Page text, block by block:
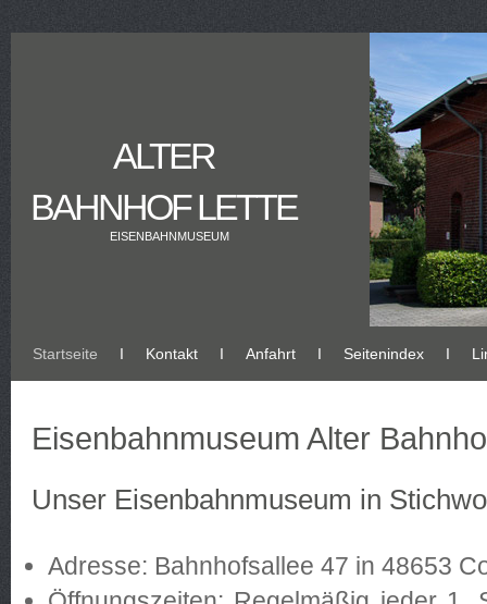
ALTER
BAHNHOF LETTE
EISENBAHNMUSEUM
Startseite Ι Kontakt Ι Anfahrt Ι Seitenindex Ι
Eisenbahnmuseum Alter
Unser Eisenbahnmuseum in
Adresse: Bahnhofsallee 47 in 48653